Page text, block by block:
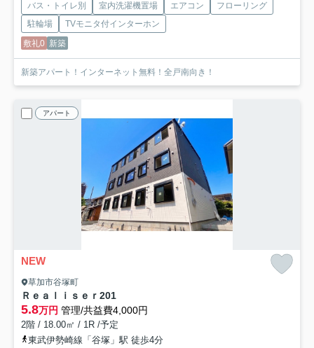
バス・トイレ別 室内洗濯機置場 エアコン
フローリング
駐輪場
TVモニタ付インターホン
敷礼0 新築
新築アパート！インターネット無料！全戸南向き！
アパート
NEW
草加市谷塚町
Ｒｅａｌｉｓｅｒ 201
5.8万円 管理/共益費4,000円
2階 / 18.00㎡ / 1R /予定
東武伊勢崎線「谷塚」駅 徒歩4分